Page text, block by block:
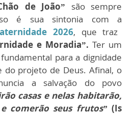
de João” são sempre
é sua sintonia com a
2026, que traz
e Moradia”. Ter um
para a dignidade
do projeto de Deus. Afinal, o
a salvação do povo
casas e nelas habitarão,
comerão seus frutos” (Is